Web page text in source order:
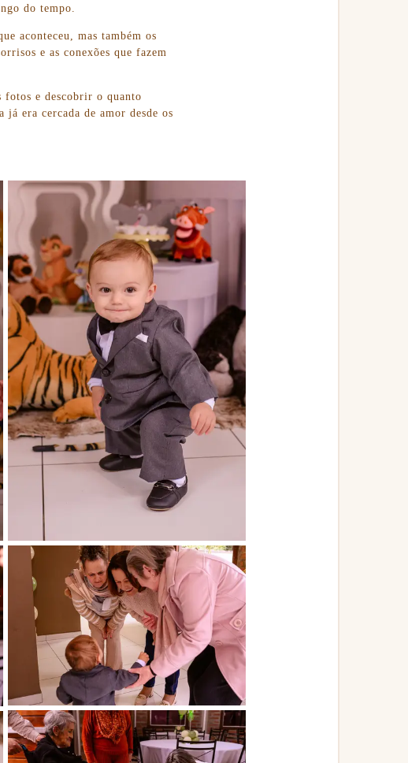
do tempo.
aconteceu, mas também os
e as conexões que fazem
fotos e descobrir o quanto
já era cercada de amor desde os